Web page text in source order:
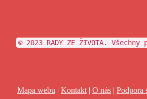
© 2023 RADY ZE ŽIVOTA.
Mapa webu | Kontakt| O nás| Podpora